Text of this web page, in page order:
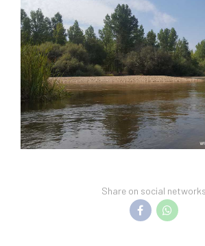
Share on social networks